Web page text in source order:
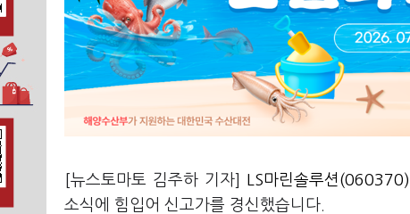
[뉴스토마토 김주하 기자] LS마린솔루션(060370)
소식에 힘입어 신고가를 경신했습니다.